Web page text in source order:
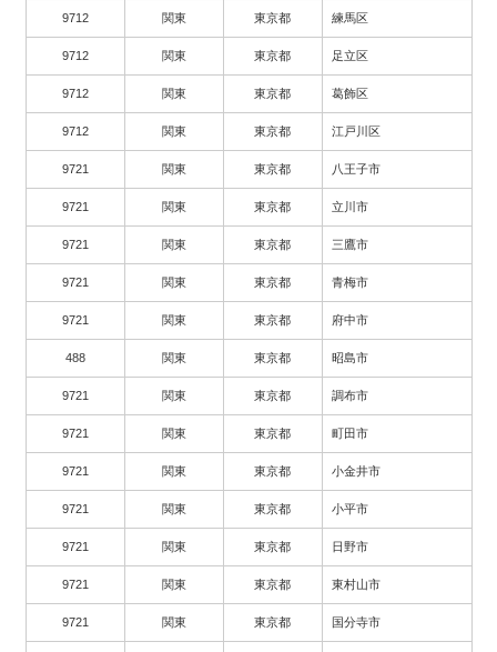
9712 関東 東京都 練馬区
9712 関東 東京都 足立区
9712 関東 東京都 葛飾区
9712 関東 東京都 江戸川区
9721 関東 東京都 八王子市
9721 関東 東京都 立川市
9721 関東 東京都 三鷹市
9721 関東 東京都 青梅市
9721 関東 東京都 府中市
488 関東 東京都 昭島市
9721 関東 東京都 調布市
9721 関東 東京都 町田市
9721 関東 東京都 小金井市
9721 関東 東京都 小平市
9721 関東 東京都 日野市
9721 関東 東京都 東村山市
9721 関東 東京都 国分寺市